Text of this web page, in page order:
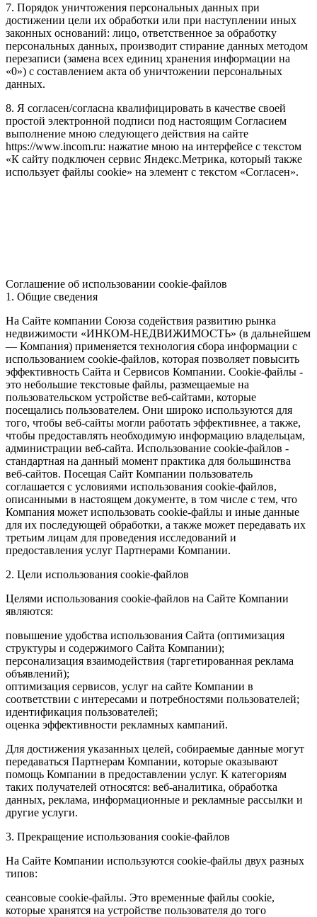
7. Порядок уничтожения персональных данных при
достижении цели их обработки или при наступлении иных
законных оснований: лицо, ответственное за обработку
персональных данных, производит стирание данных методом
перезаписи (замена всех единиц хранения информации на
«0») с составлением акта об уничтожении персональных
данных.
8. Я согласен/согласна квалифицировать в качестве своей
простой электронной подписи под настоящим Согласием
выполнение мною следующего действия на сайте
https://www.incom.ru: нажатие мною на интерфейсе с текстом
«К сайту подключен сервис Яндекс.Метрика, который также
использует файлы cookie» на элемент с текстом «Согласен».
Соглашение об использовании cookie-файлов
1. Общие сведения
На Сайте компании Союза содействия развитию рынка
недвижимости «ИНКОМ-НЕДВИЖИМОСТЬ» (в дальнейшем
— Компания) применяется технология сбора информации с
использованием cookie-файлов, которая позволяет повысить
эффективность Сайта и Сервисов Компании. Сookie-файлы -
это небольшие текстовые файлы, размещаемые на
пользовательском устройстве веб-сайтами, которые
посещались пользователем. Они широко используются для
того, чтобы веб-сайты могли работать эффективнее, а также,
чтобы предоставлять необходимую информацию владельцам,
администрации веб-сайта. Использование cookie-файлов -
стандартная на данный момент практика для большинства
веб-сайтов. Посещая Сайт Компании пользователь
соглашается с условиями использования cookie-файлов,
описанными в настоящем документе, в том числе с тем, что
Компания может использовать cookie-файлы и иные данные
для их последующей обработки, а также может передавать их
третьим лицам для проведения исследований и
предоставления услуг Партнерами Компании.
2. Цели использования cookie-файлов
Целями использования cookie-файлов на Сайте Компании
являются:
повышение удобства использования Сайта (оптимизация
структуры и содержимого Сайта Компании);
персонализация взаимодействия (таргетированная реклама
объявлений);
оптимизация сервисов, услуг на сайте Компании в
соответствии с интересами и потребностями пользователей;
идентификация пользователей;
оценка эффективности рекламных кампаний.
Для достижения указанных целей, собираемые данные могут
передаваться Партнерам Компании, которые оказывают
помощь Компании в предоставлении услуг. К категориям
таких получателей относятся: веб-аналитика, обработка
данных, реклама, информационные и рекламные рассылки и
другие услуги.
3. Прекращение использования cookie-файлов
На Сайте Компании используются cookie-файлы двух разных
типов:
сеансовые cookie-файлы. Это временные файлы cookie,
которые хранятся на устройстве пользователя до того